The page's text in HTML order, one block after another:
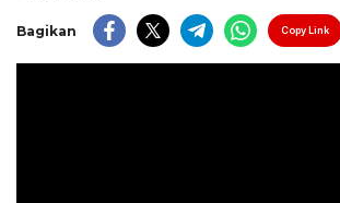
Bagikan Copy Link